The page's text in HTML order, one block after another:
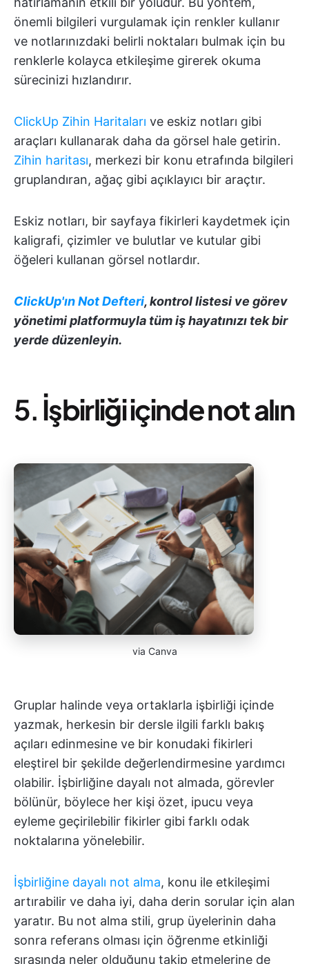
önemli bilgileri vurgulamak için renkler kullanır
ve notlarınızdaki belirli noktaları bulmak için bu
renklerle kolayca etkileşime girerek okuma
sürecinizi hızlandırır.
ClickUp Zihin Haritaları ve eskiz notları gibi
araçları kullanarak daha da görsel hale getirin.
Zihin haritası, merkezi bir konu etrafında bilgileri
gruplandıran, ağaç gibi açıklayıcı bir araçtır.
Eskiz notları, bir sayfaya fikirleri kaydetmek için
kaligrafi, çizimler ve bulutlar ve kutular gibi
öğeleri kullanan görsel notlardır.
ClickUp'ın Not Defteri, kontrol listesi ve görev
yönetimi platformuyla tüm iş hayatınızı tek bir
yerde düzenleyin.
5.İşbirliği içinde not alın
via Canva
Gruplar halinde veya ortaklarla işbirliği içinde
yazmak, herkesin bir dersle ilgili farklı bakış
açıları edinmesine ve bir konudaki fikirleri
eleştirel bir şekilde değerlendirmesine yardımcı
olabilir. İşbirliğine dayalı not almada, görevler
bölünür, böylece her kişi özet, ipucu veya
eyleme geçirilebilir fikirler gibi farklı odak
noktalarına yönelebilir.
İşbirliğine dayalı not alma, konu ile etkileşimi
artırabilir ve daha iyi, daha derin sorular için alan
yaratır. Bu not alma stili, grup üyelerinin daha
sonra referans olması için öğrenme etkinliği
sırasında neler olduğunu takip etmelerine de